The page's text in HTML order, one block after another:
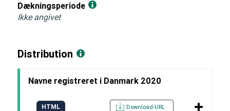
Dækningsperiode
Ikke angivet
Distribution
Navne registreret i Danmark 2020
HTML Download-URL